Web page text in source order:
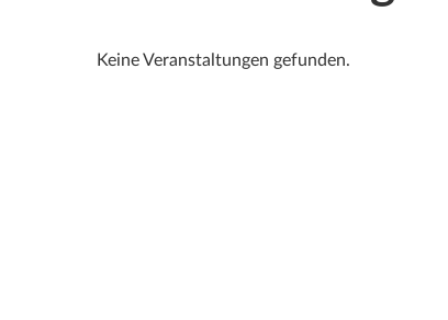
Keine Veranstaltungen gefunden.